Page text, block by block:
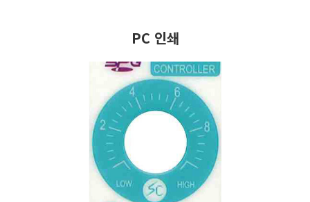
PC 인쇄